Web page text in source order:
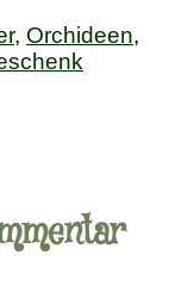
, Orchideen,